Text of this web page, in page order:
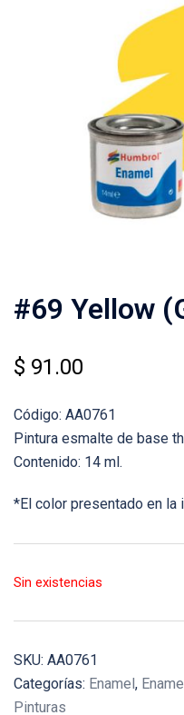
#69 Yellow
$ 91.00
Código: AA0761
Pintura esmalte de base
Contenido: 14 ml.
*El color presentado en la
Sin existencias
SKU: AA0761
Categorías: Enamel,
Pinturas